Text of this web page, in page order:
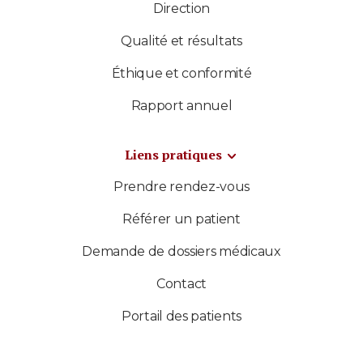
Direction
Qualité et résultats
Éthique et conformité
Rapport annuel
Liens pratiques
Prendre rendez-vous
Référer un patient
Demande de dossiers médicaux
Contact
Portail des patients